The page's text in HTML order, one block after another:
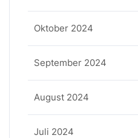
Oktober 2024
September 2024
August 2024
Juli 2024